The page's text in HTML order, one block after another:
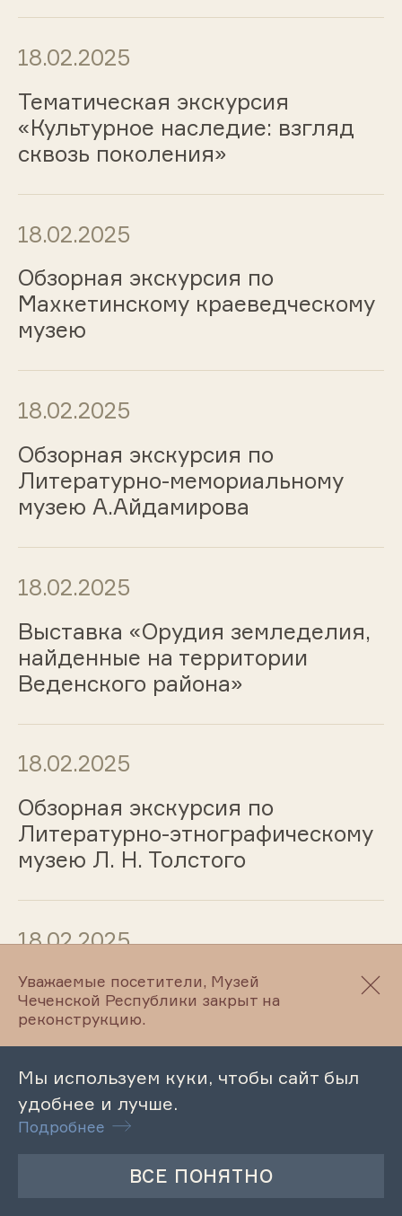
18.02.2025
Тематическая экскурсия
«Культурное наследие: взгляд
сквозь поколения»
18.02.2025
Обзорная экскурсия по
Махкетинскому краеведческому
музею
18.02.2025
Обзорная экскурсия по
Литературно-мемориальному
музею А.Айдамирова
18.02.2025
Выставка «Орудия земледелия,
найденные на территории
Веденского района»
18.02.2025
Обзорная экскурсия по
Литературно-этнографическому
музею Л. Н. Толстого
18.02.2025
Обзорная экскурсия по
Литературному музею
М.Ю.Лермонтова
17.02.2025
Северном Кавказе как
Уважаемые посетители, Музей
Чеченской Республики закрыт на
реконструкцию.
Мы используем куки, чтобы сайт был
удобнее и лучше.
Подробнее